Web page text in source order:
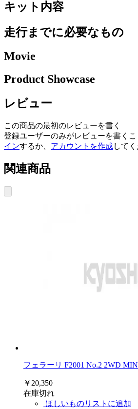
キット内容
走行までに必要なもの
Movie
Product Showcase
レビュー
この商品の最初のレビューを書く
登録ユーザーのみがレビューを書くこ
インするか、 アカウントを作成して
関連商品
フェラーリ F2001 No.2 2WD
￥20,350
在庫切れ
ほしいものリストに追加